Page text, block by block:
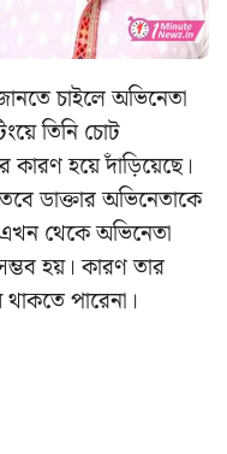
চাইলে অভিনেতা
তিনি চোট
কারণ হয়ে দাঁড়িয়েছে।
ডাক্তার অভিনেতাকে
থেকে অভিনেতা
হয়। কারণ তার
পারেনা।